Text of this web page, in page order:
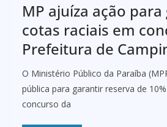
MP ajuíza ação
cotas raciais em
Prefeitura de
O Ministério Público da Paraíba
pública para garantir reserva de
concurso da